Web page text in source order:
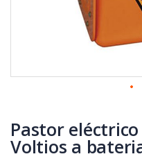
comienzo
de
la
Pastor
Voltios a